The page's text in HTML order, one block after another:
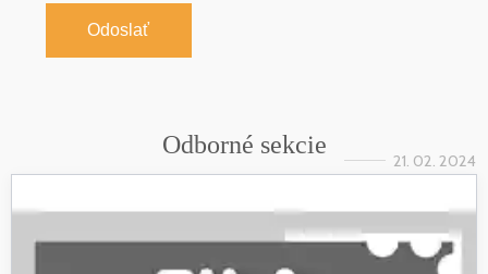
Odoslať
Odborné sekcie
21. 02. 2024